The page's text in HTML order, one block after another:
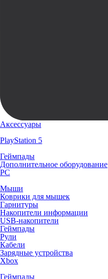
Аксессуары
PlayStation 5
Геймпады
Дополнительное оборудование
PC
Мыши
Коврики для мышек
Гарнитуры
Накопители информации
USB-накопители
Геймпады
Рули
Кабели
Зарядные устройства
Xbox
Геймпады